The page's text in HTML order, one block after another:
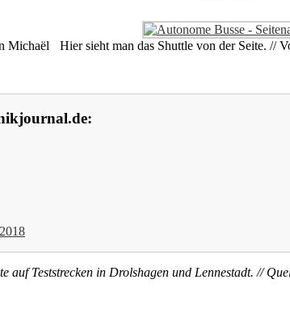
Michaël
Hier sieht man das Shuttle von der Seite. //
Teststrecken in Drolshagen und Lennestadt. //